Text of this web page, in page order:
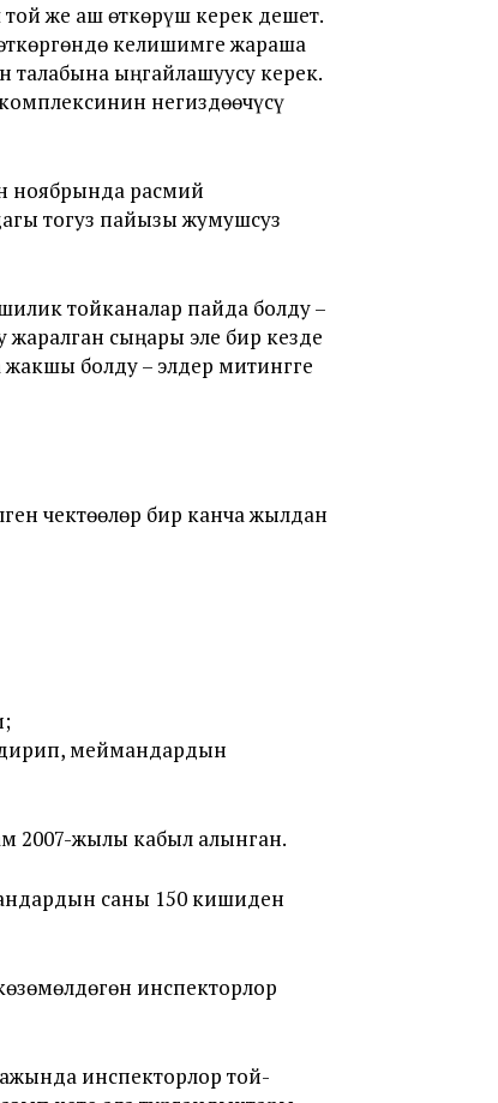
же аш өткөрүш керек дешет.
келишимге жараша
ыңгайлашуусу керек.
негиздөөчүсү
ноябрында расмий
тогуз пайызы жумушсуз
тойканалар пайда болду –
сыңары эле бир кезде
болду – элдер митингге
чектөөлөр бир канча жылдан
меймандардын
2007-жылы кабыл алынган.
саны 150 кишиден
инспекторлор
инспекторлор той-